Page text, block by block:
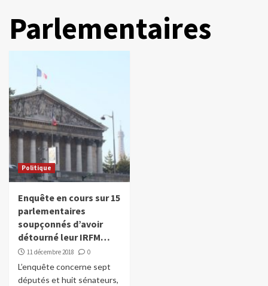
Parlementaires
Politique
Enquête en cours sur 15
parlementaires
soupçonnés d’avoir
détourné leur IRFM…
11 décembre 2018 0
L’enquête concerne sept
députés et huit sénateurs,